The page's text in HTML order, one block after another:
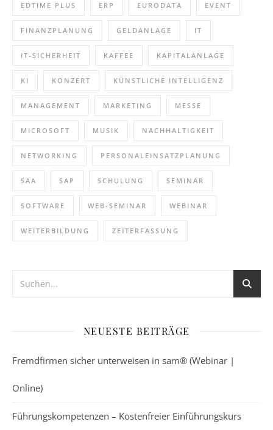
EDTIME PLUS ERP EURODATA EVENT
FINANZPLANUNG GELDANLAGE IT
IT-SICHERHEIT KAFFEE KAPITALANLAGE
KI KONZERT KÜNSTLICHE INTELLIGENZ
MANAGEMENT MARKETING MESSE
MICROSOFT MUSIK NACHHALTIGKEIT
NETWORKING PERSONALEINSATZPLANUNG
SAA SAP SCHULUNG SEMINAR
SOFTWARE WEB-SEMINAR WEBINAR
WEITERBILDUNG ZEITERFASSUNG
NEUESTE BEITRÄGE
Fremdfirmen sicher unterweisen in sam® (Webinar |
Online)
Führungskompetenzen – Kostenfreier Einführungskurs